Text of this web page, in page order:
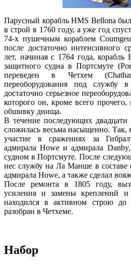
Парусный корабль HMS Bellona
в строй в 1760 году, а уже год
74-х пушечным кораблем
после достаточно интенсивного
лет, начиная с 1764 года, корабль
защитного судна в Портсмуте
переведен в Четхем
переоборудования под
достаточно серьезное
которого он, кроме всего
обшивку днища.
В течение последующих двадцати
сложилась весьма насыщенно.
участие в сражениях за
адмирала Howe и адмирала
судном в Портсмуте. После
нес службу на Ла Манше в составе
адмирала Howe, а также сделал
После ремонта в 1805 году,
усиления и замены креплений и
находился в активном строю
разобран в Четхеме.
Набор